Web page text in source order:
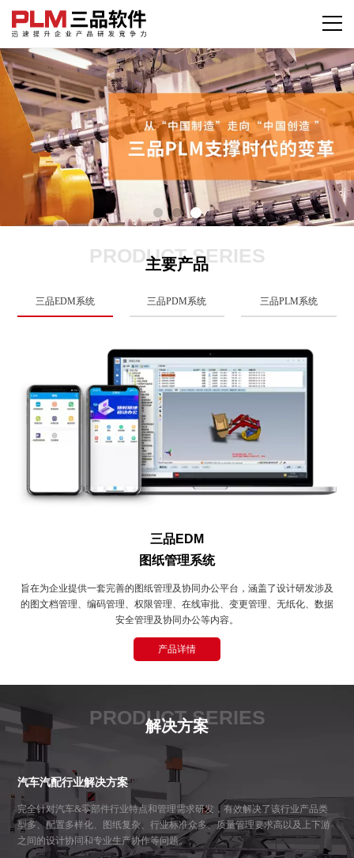
PRODUCT SERIES
主要产品
三品EDM系统 三品PDM系统 三品PLM系统
三品EDM
图纸管理系统
旨在为企业提供一套完善的图纸管理及协同办公平台，涵盖了设计研发涉及
的图文档管理、编码管理、权限管理、在线审批、变更管理、无纸化、数据
安全管理及协同办公等内容。
产品详情
PRODUCT SERIES
解决方案
汽车汽配行业解决方案
完全针对汽车&零部件行业特点和管理需求研发，有效解决了该行业产品类
型多、配置多样化、图纸复杂、行业标准众多、质量管理要求高以及上下游
之间的设计协同和专业生产协作等问题。